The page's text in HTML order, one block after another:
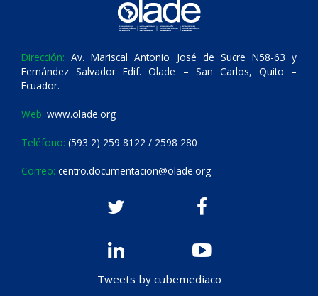
Dirección: Av. Mariscal Antonio José de Sucre N58-63 y
Fernández Salvador Edif. Olade – San Carlos, Quito –
Ecuador.
Web: www.olade.org
Teléfono: (593 2) 259 8122 / 2598 280
Correo: centro.documentacion@olade.org
Tweets by cubemediaco